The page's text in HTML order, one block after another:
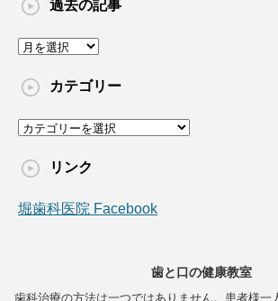
過去の記事
過
の
事
カテゴリー
カ
ゴ
ー
リンク
堀歯科医院 Facebook
歯と口の健康教室
歯科治療の方法は一つではありません。患者様一